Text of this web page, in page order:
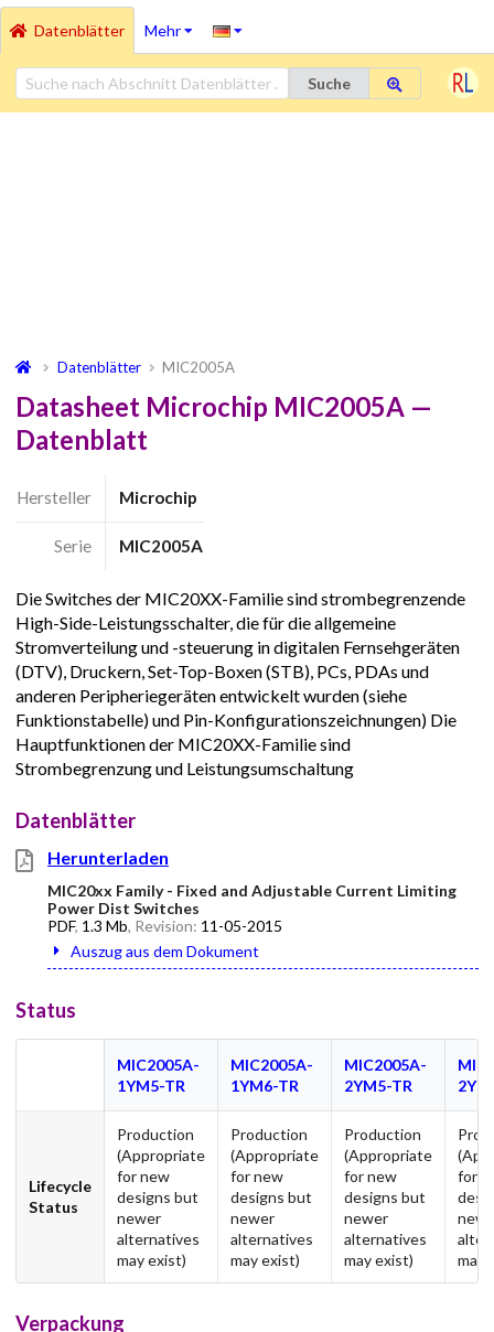
Datenblätter Mehr
Suche
Datenblätter MIC2005A
Datasheet Microchip MIC2005A —
Datenblatt
Hersteller Microchip
Serie MIC2005A
Die Switches der MIC20XX-Familie sind strombegrenzende
High-Side-Leistungsschalter, die für die allgemeine
Stromverteilung und -steuerung in digitalen Fernsehgeräten
(DTV), Druckern, Set-Top-Boxen (STB), PCs, PDAs und
anderen Peripheriegeräten entwickelt wurden (siehe
Funktionstabelle) und Pin-Konfigurationszeichnungen) Die
Hauptfunktionen der MIC20XX-Familie sind
Strombegrenzung und Leistungsumschaltung
Datenblätter
Herunterladen
MIC20xx Family - Fixed and Adjustable Current Limiting
Power Dist Switches
PDF, 1.3 Mb, Revision: 11-05-2015
Auszug aus dem Dokument
Status
MIC2005A-
1YM5-TR
MIC2005A-
1YM6-TR
MIC2005A-
2YM5-TR
Lifecycle
Status
Production
(Appropriate
for new
designs but
newer
alternatives
may exist)
Production
(Appropriate
for new
designs but
newer
alternatives
may exist)
Production
(Appropriate
for new
designs but
newer
alternatives
may exist)
for
may
Verpackung